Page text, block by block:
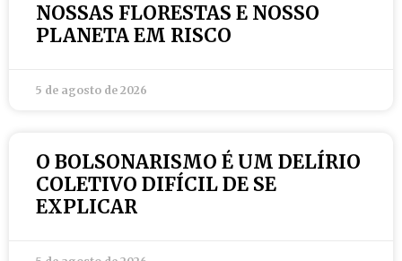
NOSSAS FLORESTAS E NOSSO
PLANETA EM RISCO
5 de agosto de 2026
O BOLSONARISMO É UM DELÍRIO
COLETIVO DIFÍCIL DE SE
EXPLICAR